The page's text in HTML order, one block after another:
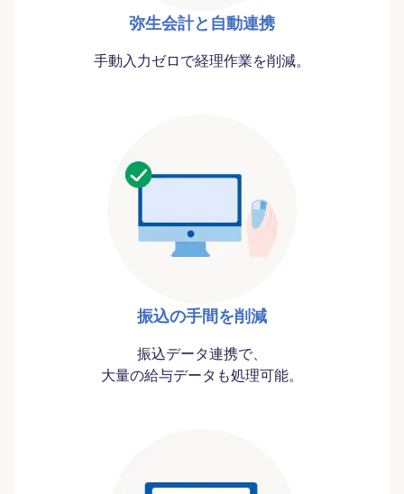
弥生会計と自動連携
手動入力ゼロで経理作業を削減。
振込の手間を削減
振込データ連携で、
大量の給与データも処理可能。